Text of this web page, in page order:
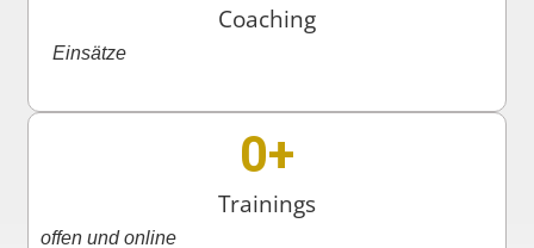
Coaching
Einsätze
Trainings
0+
offen und online